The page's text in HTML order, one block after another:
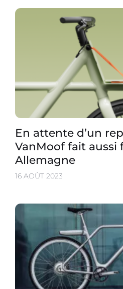
En attente d’un
VanMoof fait aussi
Allemagne
16 AOÛT 2023